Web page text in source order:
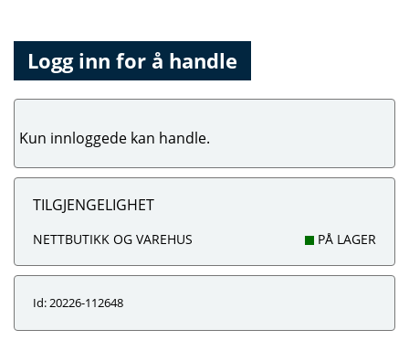
Logg inn for å handle
Kun innloggede kan handle.
TILGJENGELIGHET
NETTBUTIKK OG VAREHUS PÅ LAGER
Id: 20226-112648